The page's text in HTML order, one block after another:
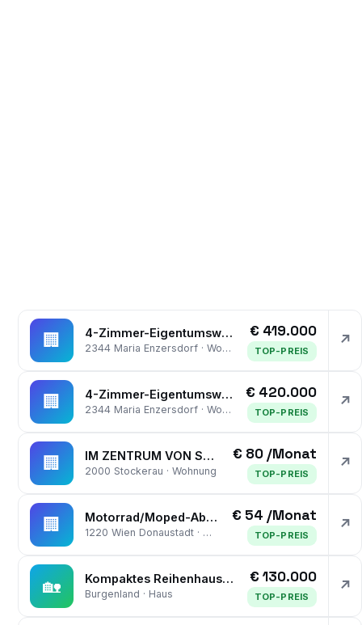
🏢 4-Zimmer-Eigentumswohnung mit Süd-Balkon und KFZ-Stellplatz wartet auf Sie! Zentrale Lage!
2344 Maria Enzersdorf · Wohnung
€ 419.000
TOP-PREIS
↗
🏢 4-Zimmer-Eigentumswohnung mit Süd-Balkon und KFZ-Stellplatz wartet auf nette Familie! Zentrale Lage!
2344 Maria Enzersdorf · Wohnung
€ 420.000
TOP-PREIS
↗
🏢 IM ZENTRUM VON STOCKERAU GUT ZU BEFAHRENDER TIEFGARAGENPLATZ ZU MIETEN
2000 Stockerau · Wohnung
€ 80 /Monat
TOP-PREIS
↗
🏢 Motorrad/Moped-Abstellplatz
1220 Wien Donaustadt · Wohnung
€ 54 /Monat
TOP-PREIS
↗
🏡 Kompaktes Reihenhaus mit Terrasse & Stellplatz - ideal für Paare oder kleine Familien
Burgenland · Haus
€ 130.000
TOP-PREIS
↗